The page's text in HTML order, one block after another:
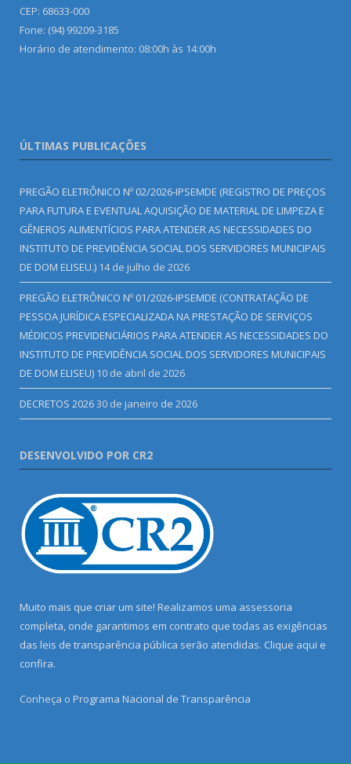
CEP: 68633-000
Fone: (94) 99209-3185
Horário de atendimento: 08:00h às 14:00h
ÚLTIMAS PUBLICAÇÕES
PREGÃO ELETRÔNICO Nº 02/2026-IPSEMDE (REGISTRO DE PREÇOS
PARA FUTURA E EVENTUAL AQUISIÇÃO DE MATERIAL DE LIMPEZA E
GÊNEROS ALIMENTÍCIOS PARA ATENDER AS NECESSIDADES DO
INSTITUTO DE PREVIDÊNCIA SOCIAL DOS SERVIDORES MUNICIPAIS
DE DOM ELISEU.) 14 de julho de 2026
PREGÃO ELETRÔNICO Nº 01/2026-IPSEMDE (CONTRATAÇÃO DE
PESSOA JURÍDICA ESPECIALIZADA NA PRESTAÇÃO DE SERVIÇOS
MÉDICOS PREVIDENCIÁRIOS PARA ATENDER AS NECESSIDADES DO
INSTITUTO DE PREVIDÊNCIA SOCIAL DOS SERVIDORES MUNICIPAIS
DE DOM ELISEU) 10 de abril de 2026
DECRETOS 202630 de janeiro de 2026
DESENVOLVIDO POR CR2
Muito mais que criar um site! Realizamos uma assessoria
completa, onde garantimos em contrato que todas as exigências
das leis de transparência pública serão atendidas. Clique aqui e
confira.
Conheça o Programa Nacional de Transparência